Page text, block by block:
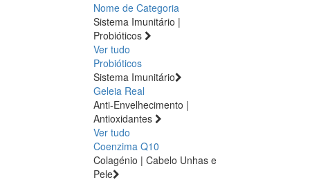
Nome de Categoria
Sistema Imunitário |
Probióticos
Ver tudo
Probióticos
Sistema Imunitário
Geleia Real
Anti-Envelhecimento |
Antioxidantes
Ver tudo
Coenzima Q10
Colagénio | Cabelo Unhas e
Pele